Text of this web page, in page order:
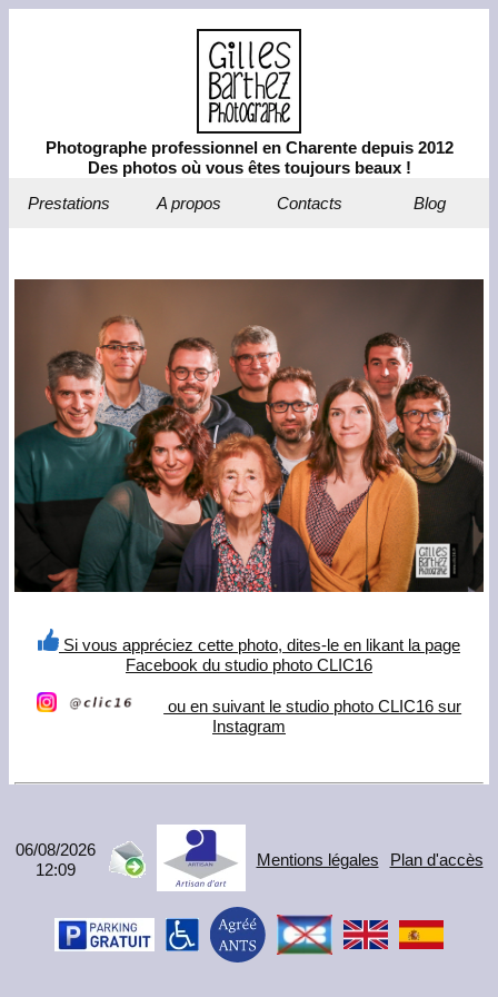
Photographe professionnel en Charente depuis 2012
Des photos où vous êtes toujours beaux !
Prestations
A propos Contacts Blog
Si vous appréciez cette photo, dites-le en likant la page
Facebook du studio photo CLIC16
ou en suivant le studio photo CLIC16 sur
Instagram
06/08/2026
12:09
Mentions légales Plan d'accès